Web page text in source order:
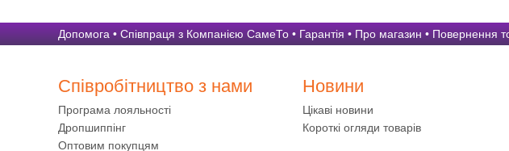
Допомога • Співпраця з Компанією СамеТо • Гарантія • Про магазин • Повернення
Співробітництво з нами
Програма лояльності
Дропшиппінг
Оптовим покупцям
Новини
Цікаві новини
Короткі огляди товарів